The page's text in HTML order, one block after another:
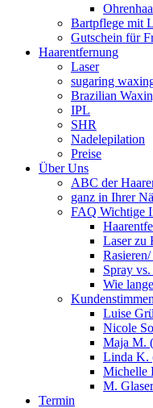
Bartpflege mit
Gutschein für
Haarentfernung
Laser
sugaring
Brazilian
IPL
SHR
Nadelepilation
Preise
Über Uns
ABC der
ganz in Ihrer
FAQ Wichtige
Laser zu
Spray
Wie
Kundenstimmen
Luise
Nicole
Maja M.
Linda K.
Michelle
M.
Termin